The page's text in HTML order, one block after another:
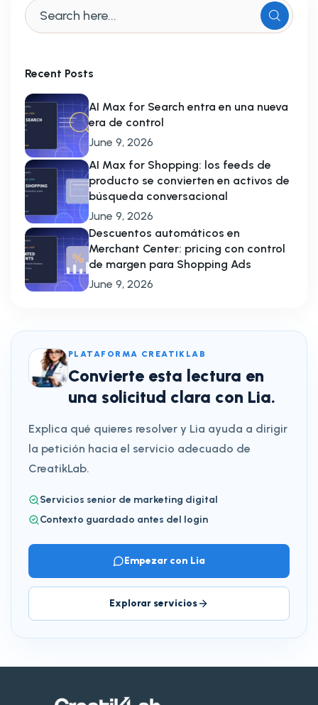
Recent Posts
AI Max for Search entra en una nueva
era de control
June 9, 2026
AI Max for Shopping: los feeds de
producto se convierten en activos de
búsqueda conversacional
June 9, 2026
Descuentos automáticos en
Merchant Center: pricing con control
de margen para Shopping Ads
June 9, 2026
PLATAFORMA CREATIKLAB
Convierte esta lectura en
una solicitud clara con Lia.
Explica qué quieres resolver y Lia ayuda a dirigir
la petición hacia el servicio adecuado de
CreatikLab.
Servicios senior de marketing digital
Contexto guardado antes del login
Empezar con Lia
Explorar servicios